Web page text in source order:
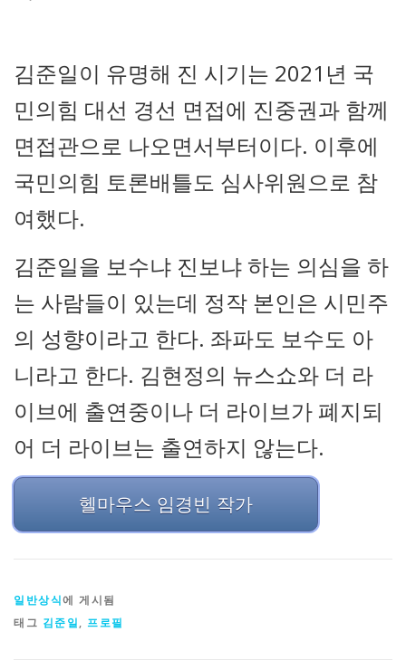
김준일이 유명해 진 시기는 2021년 국
민의힘 대선 경선 면접에 진중권과 함께
면접관으로 나오면서부터이다. 이후에
국민의힘 토론배틀도 심사위원으로 참
여했다.
김준일을 보수냐 진보냐 하는 의심을 하
는 사람들이 있는데 정작 본인은 시민주
의 성향이라고 한다. 좌파도 보수도 아
니라고 한다. 김현정의 뉴스쇼와 더 라
이브에 출연중이나 더 라이브가 폐지되
어 더 라이브는 출연하지 않는다.
헬마우스 임경빈 작가
일반상식에 게시됨
태그 김준일, 프로필